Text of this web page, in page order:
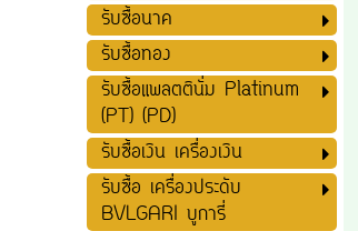
รับซื้อนาค
รับซื้อทอง
รับซื้อแพลตตินั่ม Platinum
(PT) (PD)
รับซื้อเงิน เครื่องเงิน
รับซื้อ เครื่องประดับ
BVLGARI บูการี่